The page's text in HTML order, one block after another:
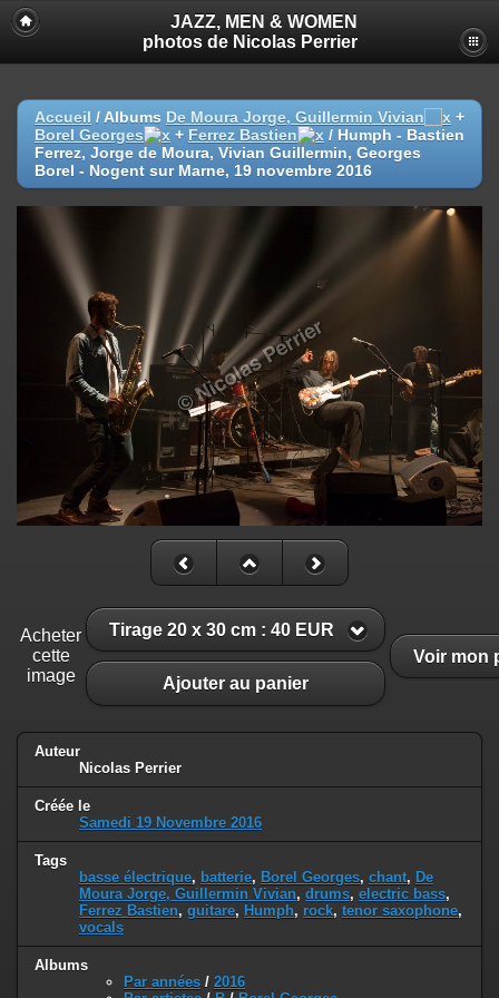
JAZZ, MEN & WOMEN
photos de Nicolas Perrier
Accueil / Albums De Moura Jorge, Guillermin Vivian
+
Borel Georges
+ Ferrez Bastien / Humph - Bastien
Ferrez, Jorge de Moura, Vivian Guillermin, Georges
Borel - Nogent sur Marne, 19 novembre 2016
Acheter
cette
image
Tirage 20 x 30 cm : 40 EUR
Ajouter au panier
Voir mon
Auteur
Nicolas Perrier
Créée le
Samedi 19 Novembre 2016
Tags
basse électrique, batterie, Borel Georges, chant, De
Moura Jorge, Guillermin Vivian, drums, electric bass,
Ferrez Bastien, guitare, Humph, rock, tenor saxophone,
vocals
Albums
Par années / 2016